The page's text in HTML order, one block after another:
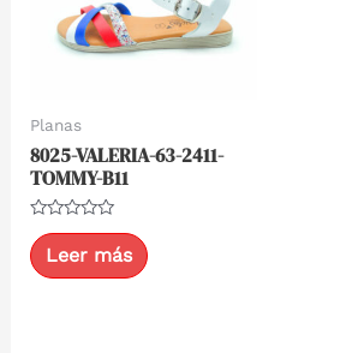
Planas
8025-VALERIA-63-2411-
TOMMY-B11
Valorado
con
0
de
Leer más